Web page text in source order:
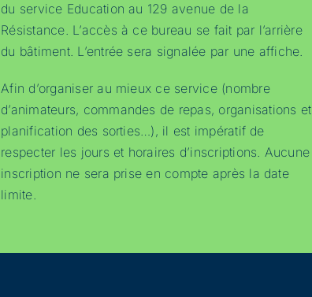
du service Education au 129 avenue de la
Résistance. L’accès à ce bureau se fait par l’arrière
du bâtiment. L’entrée sera signalée par une affiche.
Afin d’organiser au mieux ce service (nombre
d’animateurs, commandes de repas, organisations et
planification des sorties…), il est impératif de
respecter les jours et horaires d’inscriptions. Aucune
inscription ne sera prise en compte après la date
limite.